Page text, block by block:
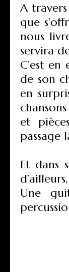
A
que
nous
servira
C’est
de son
en
et
passage
Et dans
Une